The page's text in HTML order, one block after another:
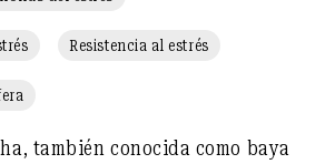
Resistencia al estrés
también conocida como baya